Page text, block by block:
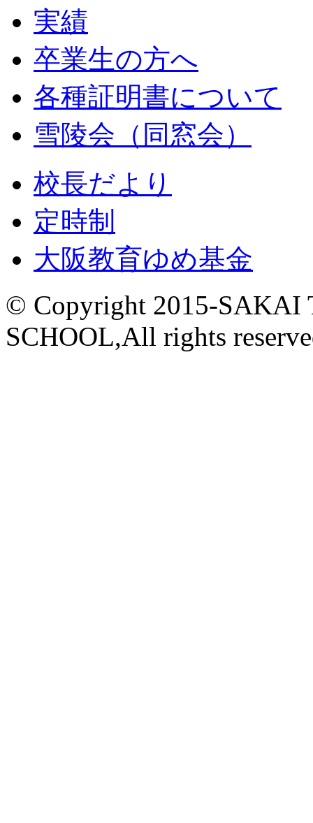
実績
卒業生の方へ
各種証明書について
雪陵会（同窓会）
校長だより
定時制
大阪教育ゆめ基金
© Copyright 2015-SAKAI
SCHOOL,All rights